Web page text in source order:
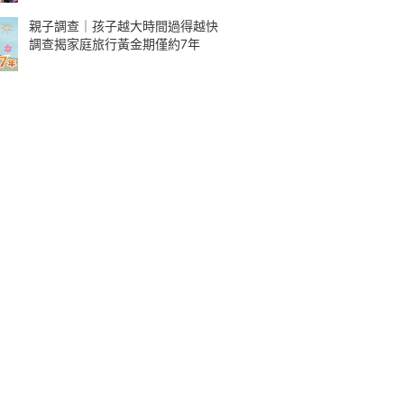
親子調查｜孩子越大時間過得越快
調查揭家庭旅行黃金期僅約7年